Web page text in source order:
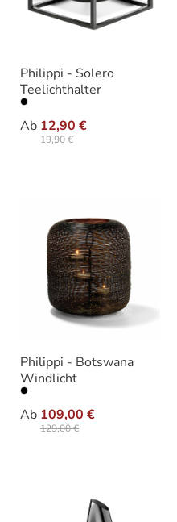
Philippi - Solero
Teelichthalter
Ab 12,90 €
19,90 €
Varianten
Philippi - Botswana
Windlicht
Ab 109,00 €
129,00 €
Varianten